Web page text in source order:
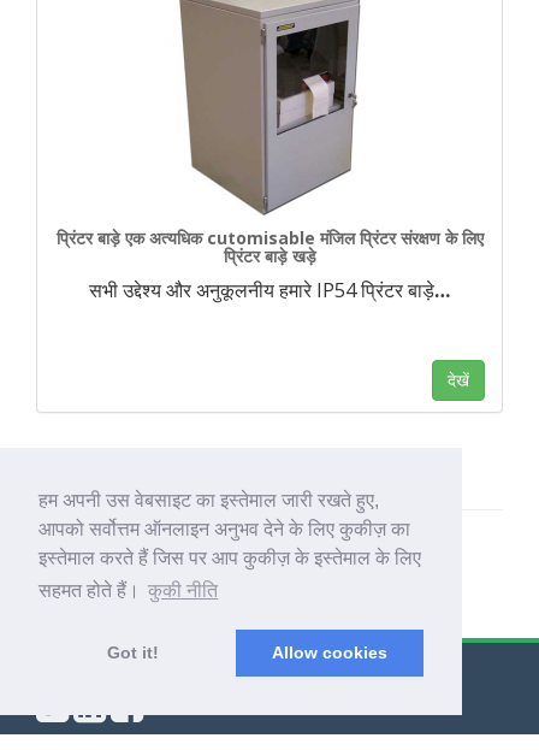
हम अपनी उस वेबसाइट का इस्तेमाल जारी रखते हुए,
आपको सर्वोत्तम ऑनलाइन अनुभव देने के लिए कुकीज़ का
इस्तेमाल करते हैं जिस पर आप कुकीज़ के इस्तेमाल के लिए
सहमत होते हैं।
कुकी नीति
Got it! Allow cookies
प्रिंटर बाड़े एक अत्यधिक cutomisable मंजिल प्रिंटर संरक्षण के लिए
प्रिंटर बाड़े खड़े
सभी उद्देश्य और अनुकूलनीय हमारे IP54 प्रिंटर बाड़े…
देखें
© Export Worldwide 2026